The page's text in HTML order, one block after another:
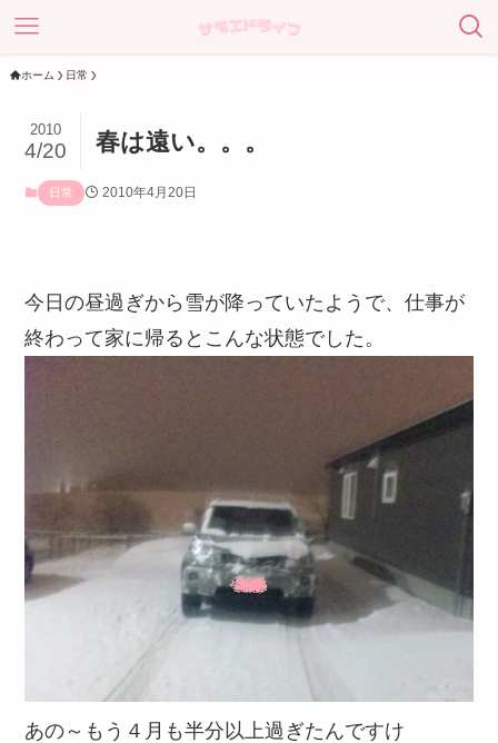
ホーム 日常
春は遠い。。。
2010
4/20
日常 2010年4月20日
今日の昼過ぎから雪が降っていたようで、仕事が
終わって家に帰るとこんな状態でした。
あの～もう４月も半分以上過ぎたんですけ